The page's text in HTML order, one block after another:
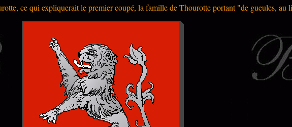
ce qui expliquerait le premier coupé, la famille de Thourotte portant "de gueules, au